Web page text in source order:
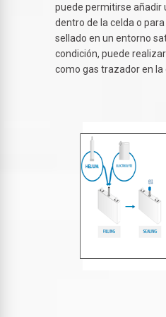
puede permitirse añadir
dentro de la celda o
sellado en un entorno
condición, puede
como gas trazador en la